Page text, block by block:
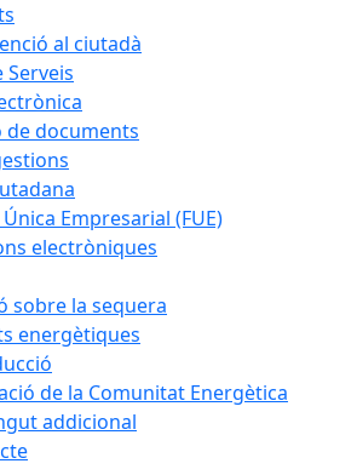
al ciutadà
Serveis
de documents
Empresarial (FUE)
electròniques
sobre la sequera
energètiques
de la Comunitat Energètica
addicional